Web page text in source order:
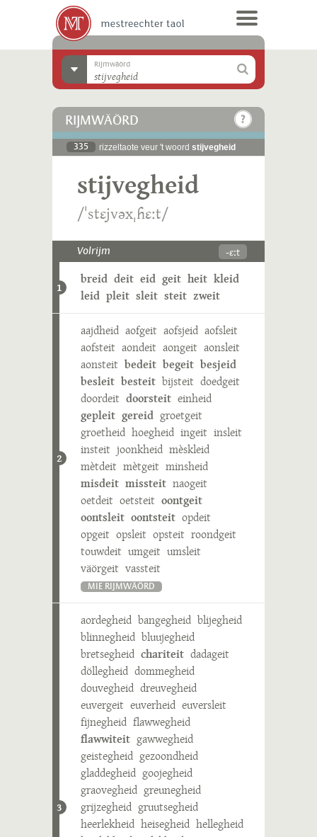
Rijmwäörd
RIJMWÄÖRD
335 rizzeltaote veur 't woord stijvegheid
stijvegheid
/ˈstɛjvəxˌɦɛːt/
Volrijm -ɛːt
1
breid deit eid geit heit kleid
leid pleit sleit steit zweit
2
aajdheid aofgeit aofsjeid aofsleit
aofsteit aondeit aongeit aonsleit
aonsteit bedeit begeit besjeid
besleit besteit bijsteit doedgeit
doordeit doorsteit einheid
gepleit gereid groetgeit
groetheid hoegheid ingeit insleit
insteit joonkheid mèskleid
mètdeit mètgeit minsheid
misdeit missteit naogeit
oetdeit oetsteit oontgeit
oontsleit oontsteit opdeit
opgeit opsleit opsteit roondgeit
touwdeit umgeit umsleit
väörgeit vassteit
MIE RIJMWÄÖRD
3
aordegheid bangegheid blijegheid
blinnegheid bluujegheid
bretsegheid chariteit dadageit
döllegheid dommegheid
douvegheid dreuvegheid
euvergeit euverheid euversleit
fijnegheid flawwegheid
flawwiteit gawwegheid
geistegheid gezoondheid
gladdegheid goojegheid
graovegheid greunegheid
grijzegheid gruutsegheid
heerlekheid heisegheid hellegheid